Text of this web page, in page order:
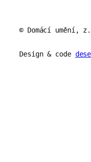
© Domácí umění,
Design & code